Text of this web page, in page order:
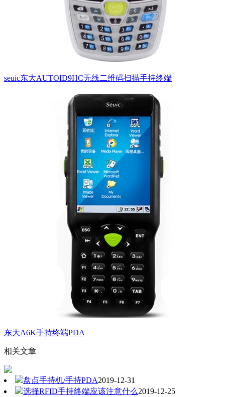
seuic东大AUTOID9HC无线二维码扫描手持终端
东大A6K手持终端PDA
相关文章
盘点手持机/手持PDA2019-12-31
选择RFID手持终端应该注意什么2019-12-25